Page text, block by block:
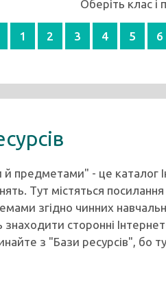
Оберіть клас і
1 2 3 4 5 6
й предметами" - це
Тут містяться
згідно чинних
сторонні
з "Бази ресурсів", бо